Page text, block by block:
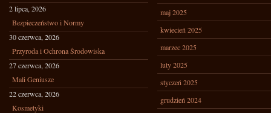
2 lipca, 2026
Bezpieczeństwo i Normy
30 czerwca, 2026
Przyroda i Ochrona Środowiska
27 czerwca, 2026
Mali Geniusze
22 czerwca, 2026
Kosmetyki
maj 2025
kwiecień 2025
marzec 2025
luty 2025
styczeń 2025
grudzień 2024